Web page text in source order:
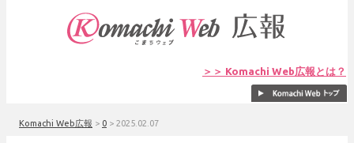
＞＞ Komachi Web広報とは？
Komachi Web広報 > 0 > 2025.02.07